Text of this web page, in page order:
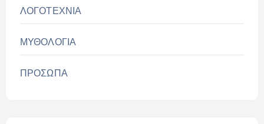
ΛΟΓΟΤΕΧΝΙΑ
ΜΥΘΟΛΟΓΙΑ
ΠΡΟΣΩΠΑ